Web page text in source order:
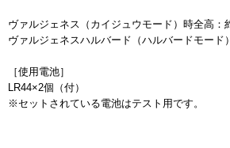
ヴァルジェネス（カイジュウモード）時全高：
ヴァルジェネスハルバード（ハルバードモード
［使用電池］
LR44×2個（付）
※セットされている電池はテスト用です。